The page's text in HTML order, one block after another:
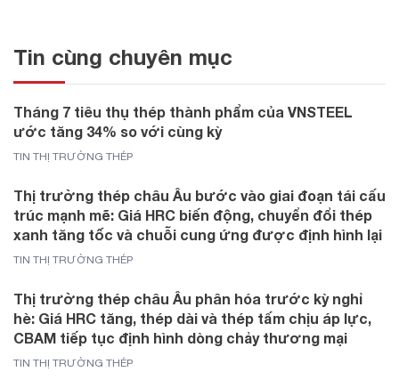
Tin cùng chuyên mục
Tháng 7 tiêu thụ thép thành phẩm của VNSTEEL
ước tăng 34% so với cùng kỳ
TIN THỊ TRƯỜNG THÉP
Thị trường thép châu Âu bước vào giai đoạn tái cấu
trúc mạnh mẽ: Giá HRC biến động, chuyển đổi thép
xanh tăng tốc và chuỗi cung ứng được định hình lại
TIN THỊ TRƯỜNG THÉP
Thị trường thép châu Âu phân hóa trước kỳ nghỉ
hè: Giá HRC tăng, thép dài và thép tấm chịu áp lực,
CBAM tiếp tục định hình dòng chảy thương mại
TIN THỊ TRƯỜNG THÉP